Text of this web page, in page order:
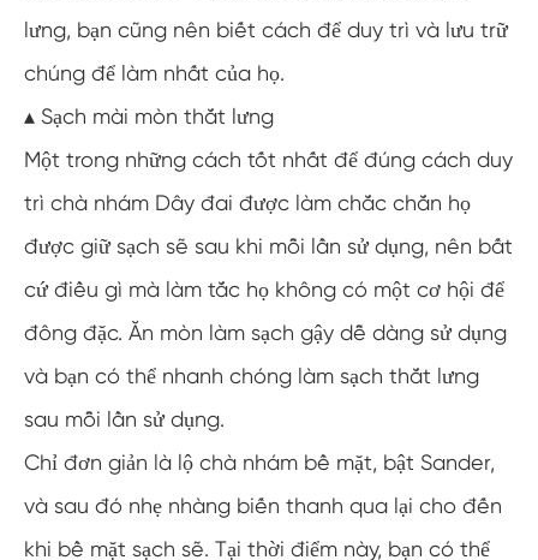
lưng, bạn cũng nên biết cách để duy trì và lưu trữ
chúng để làm nhất của họ.
▴ Sạch mài mòn thắt lưng
Một trong những cách tốt nhất để đúng cách duy
trì chà nhám Dây đai được làm chắc chắn họ
được giữ sạch sẽ sau khi mỗi lần sử dụng, nên bất
cứ điều gì mà làm tắc họ không có một cơ hội để
đông đặc. Ăn mòn làm sạch gậy dễ dàng sử dụng
và bạn có thể nhanh chóng làm sạch thắt lưng
sau mỗi lần sử dụng.
Chỉ đơn giản là lộ chà nhám bề mặt, bật Sander,
và sau đó nhẹ nhàng biến thanh qua lại cho đến
khi bề mặt sạch sẽ. Tại thời điểm này, bạn có thể